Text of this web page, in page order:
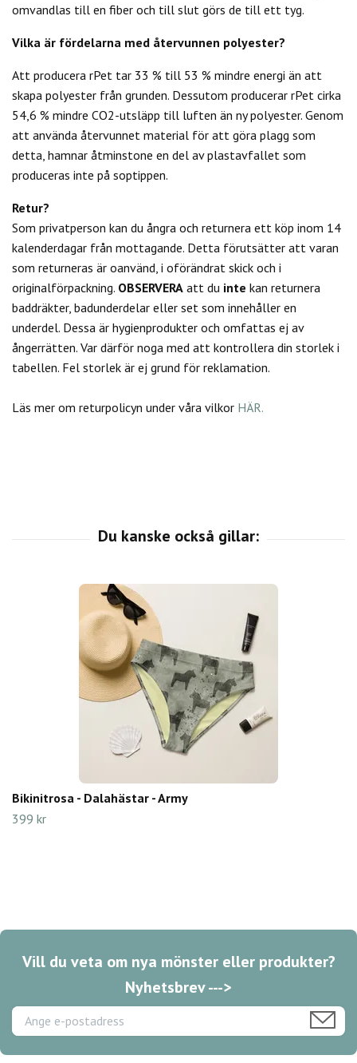
omvandlas till en fiber och till slut görs de till ett tyg.
Vilka är fördelarna med återvunnen polyester?
Att producera rPet tar 33 % till 53 % mindre energi än att
skapa polyester från grunden. Dessutom producerar rPet cirka
54,6 % mindre CO2-utsläpp till luften än ny polyester. Genom
att använda återvunnet material för att göra plagg som
detta, hamnar åtminstone en del av plastavfallet som
produceras inte på soptippen.
Retur?
Som privatperson kan du ångra och returnera ett köp inom 14
kalenderdagar från mottagande. Detta förutsätter att varan
som returneras är oanvänd, i oförändrat skick och i
originalförpackning. OBSERVERA att du inte kan returnera
baddräkter, badunderdelar eller set som innehåller en
underdel. Dessa är hygienprodukter och omfattas ej av
ångerrätten. Var därför noga med att kontrollera din storlek i
tabellen. Fel storlek är ej grund för reklamation.
Läs mer om returpolicyn under våra vilkor HÄR.
Bikinitrosa - Dalahästar - Army
399 kr
Vill du veta om nya mönster eller produkter?
Nyhetsbrev --->